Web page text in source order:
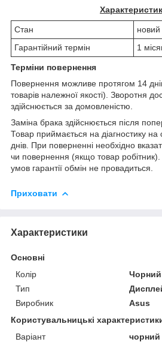
Стан
новий
Гарантійний термін
1
Терміни повернення
Повернення можливе протягом 14
товарів належної якості). Зворотня
здійснюється за домовленістю.
Заміна брака здійснюється після
Товар приймається на діагностику на
днів. При поверненні необхідно
чи повернення (якщо товар
умов гарантії обмін не провадиться.
Приховати
Характеристики
Основні
Колір
Чорний
Тип
Виробник
Asus
Користувальницькі
Варіант
чорний